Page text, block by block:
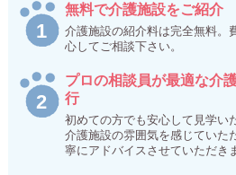
無料で介護施設をご紹介
介護施設の紹介料は完全無料。
心してご相談下さい。
プロの相談員が最適な介
行
初めての方でも安心して見学い
介護施設の雰囲気を感じていた
寧にアドバイスさせていただき